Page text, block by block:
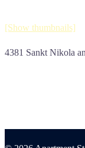
[Show thumbnails]
4381 Sankt Nikola